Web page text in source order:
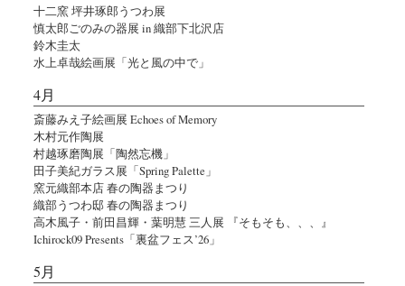
十二窯 坪井琢郎うつわ展
慎太郎ごのみの器展 in 織部下北沢店
鈴木圭太
水上卓哉絵画展「光と風の中で」
4月
斎藤みえ子絵画展 Echoes of Memory
木村元作陶展
村越琢磨陶展「陶然忘機」
田子美紀ガラス展「Spring Palette」
窯元織部本店 春の陶器まつり
織部うつわ邸 春の陶器まつり
高木風子・前田昌輝・葉明慧 三人展 『そもそも、、、』
Ichirock09 Presents「裏盆フェス’26」
5月